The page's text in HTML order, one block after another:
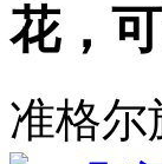
花，
准格尔